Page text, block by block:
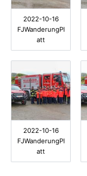
2022-10-16
FJWanderungPl
att
2022-10-16
FJWanderungPl
att